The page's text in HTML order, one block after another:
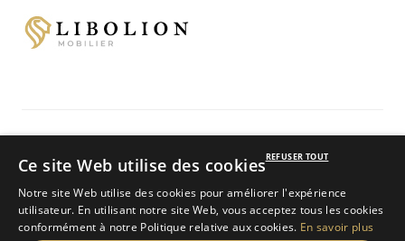
4.8/5 sur 234 avis
Copyright © 2025LIBOLIONtous droits réservés.
Ce site Web utilise des cookies
Notre site Web utilise des cookies pour améliorer l'expérience
utilisateur. En utilisant notre site Web, vous acceptez tous les cookies
conformément à notre Politique relative aux cookies. En savoir plus
REFUSER TOUT